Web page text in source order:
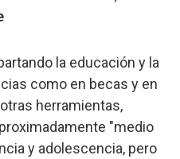
la educación y la
como en becas y en
herramientas,
"medio
y adolescencia, pero